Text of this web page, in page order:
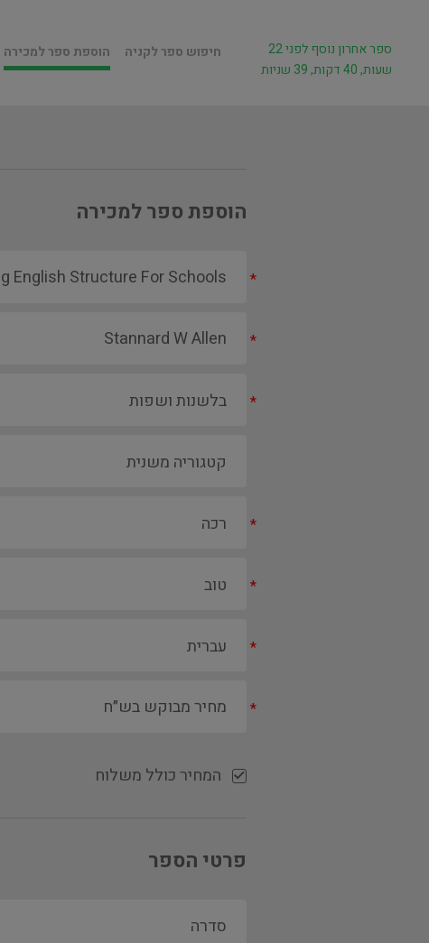
חיפוש ספר לקניה הוספת ספר למכירה
ספר אחרון נוסף לפני 22
שעות, 40 דקות, 39 שניות
הוספת ספר למכירה
*
*
*
*
*
*
*
המחיר כולל משלוח
פרטי הספר